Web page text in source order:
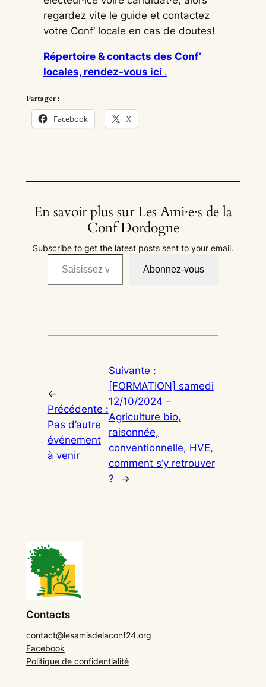
regardez vite le guide et contactez
votre Conf’ locale en cas de doutes!
Répertoire & contacts des Conf’
locales, rendez-vous ici .
Partager :
Facebook X
En savoir plus sur Les Ami·e·s de la
Conf Dordogne
Subscribe to get the latest posts sent to your email.
Saisissez votre adresse e-mail…
Abonnez-vous
←
Précédente :
Pas d’autre
événement
à venir
Suivante :
[FORMATION] samedi
12/10/2024 –
Agriculture bio,
raisonnée,
conventionnelle, HVE,
comment s’y retrouver
?
→
Contacts
contact@lesamisdelaconf24.org
Facebook
Politique de confidentialité